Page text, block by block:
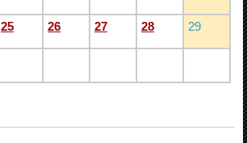
25 26 27 28 29